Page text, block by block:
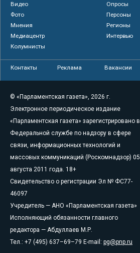
Видео
Опросы
Фото
Персоны
Мнения
Регионы
Медиацентр
Интервью
Колумнисты
Контакты Реклама Вакансии
© «Парламентская газета», 2026 г.
Электронное периодическое издание
«Парламентская газета» зарегистрировано в
Федеральной службе по надзору в сфере
связи, информационных технологий и
массовых коммуникаций (Роскомнадзор) 05
августа 2011 года. 18+
Свидетельство о регистрации Эл № ФС77-
46097
Учредитель — АНО «Парламентская газета»
Исполняющий обязанности главного
редактора — Абдуллаев М.Р.
Тел.: +7 (495) 637–69–79 E-mail: pg@pnp.ru